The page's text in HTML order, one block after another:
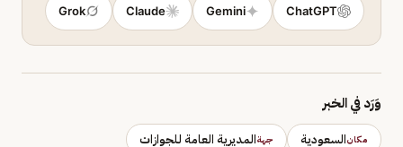
ChatGPT
Gemini
Claude
Grok
وَرَد في الخبر
مكانالسعودية جهةالمديرية العامة للجوازات